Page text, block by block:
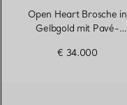
Open Heart Brosche in
Gelbgold mit Pavé-
€ 34.000